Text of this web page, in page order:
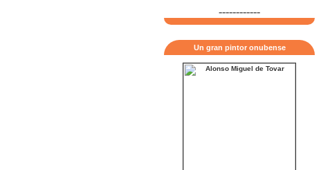
------------
Un gran pintor onubense